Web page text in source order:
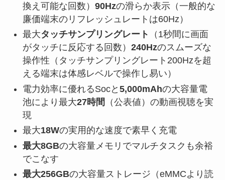
換え可能な回数） 90Hzの滑らか表示（一般的な
廉価端末のリフレッシュレートは60Hz）
最大タッチサンプリングレート
（1秒間に画面
がタッチに反応する回数） 240Hzのスムーズな
操作性（タッチサンプリングレート200Hzを超
える端末は体感レベルで操作し易い）
電力効率に優れるSocと 5,000mAhの大容量電
池により最大27時間 （公表値）の動画視聴を実
現
最大18Wの実用的な速度で素早く充電
最大8GBの大容量メモリでマルチタスクも余裕
でこなす
最大256GBの大容量ストレージ（eMMCより読